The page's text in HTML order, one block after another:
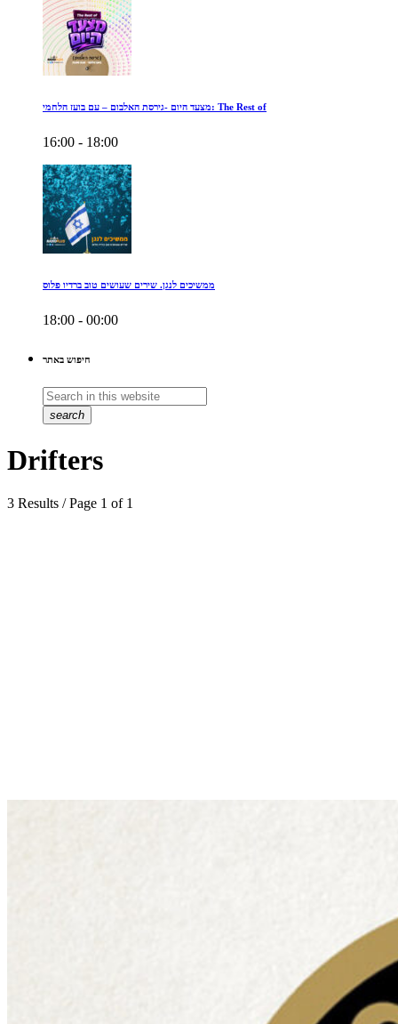
מצעד היום -גירסת האלבום – עם בועז הלחמי: The Rest of
16:00 - 18:00
ממשיכים לנגן. שירים שעושים טוב ברדיו פלוס
18:00 - 00:00
חיפוש באתר
search
Drifters
3 Results / Page 1 of 1